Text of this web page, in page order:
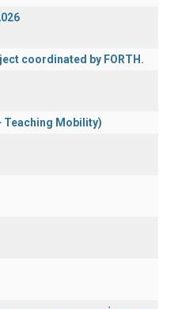
coordinated by FORTH.
Teaching Mobility)